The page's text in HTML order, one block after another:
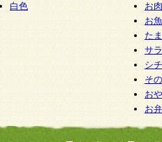
白色
お
お
た
サ
シ
そ
お
お